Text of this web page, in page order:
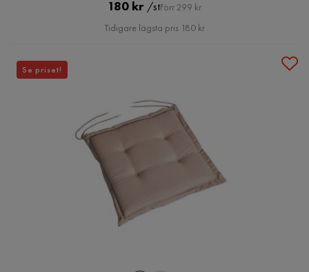
Pris
180 kr /stOriginal
Pris
Förr 299 kr
Tidigare lägsta pris 180 kr
Se priset!